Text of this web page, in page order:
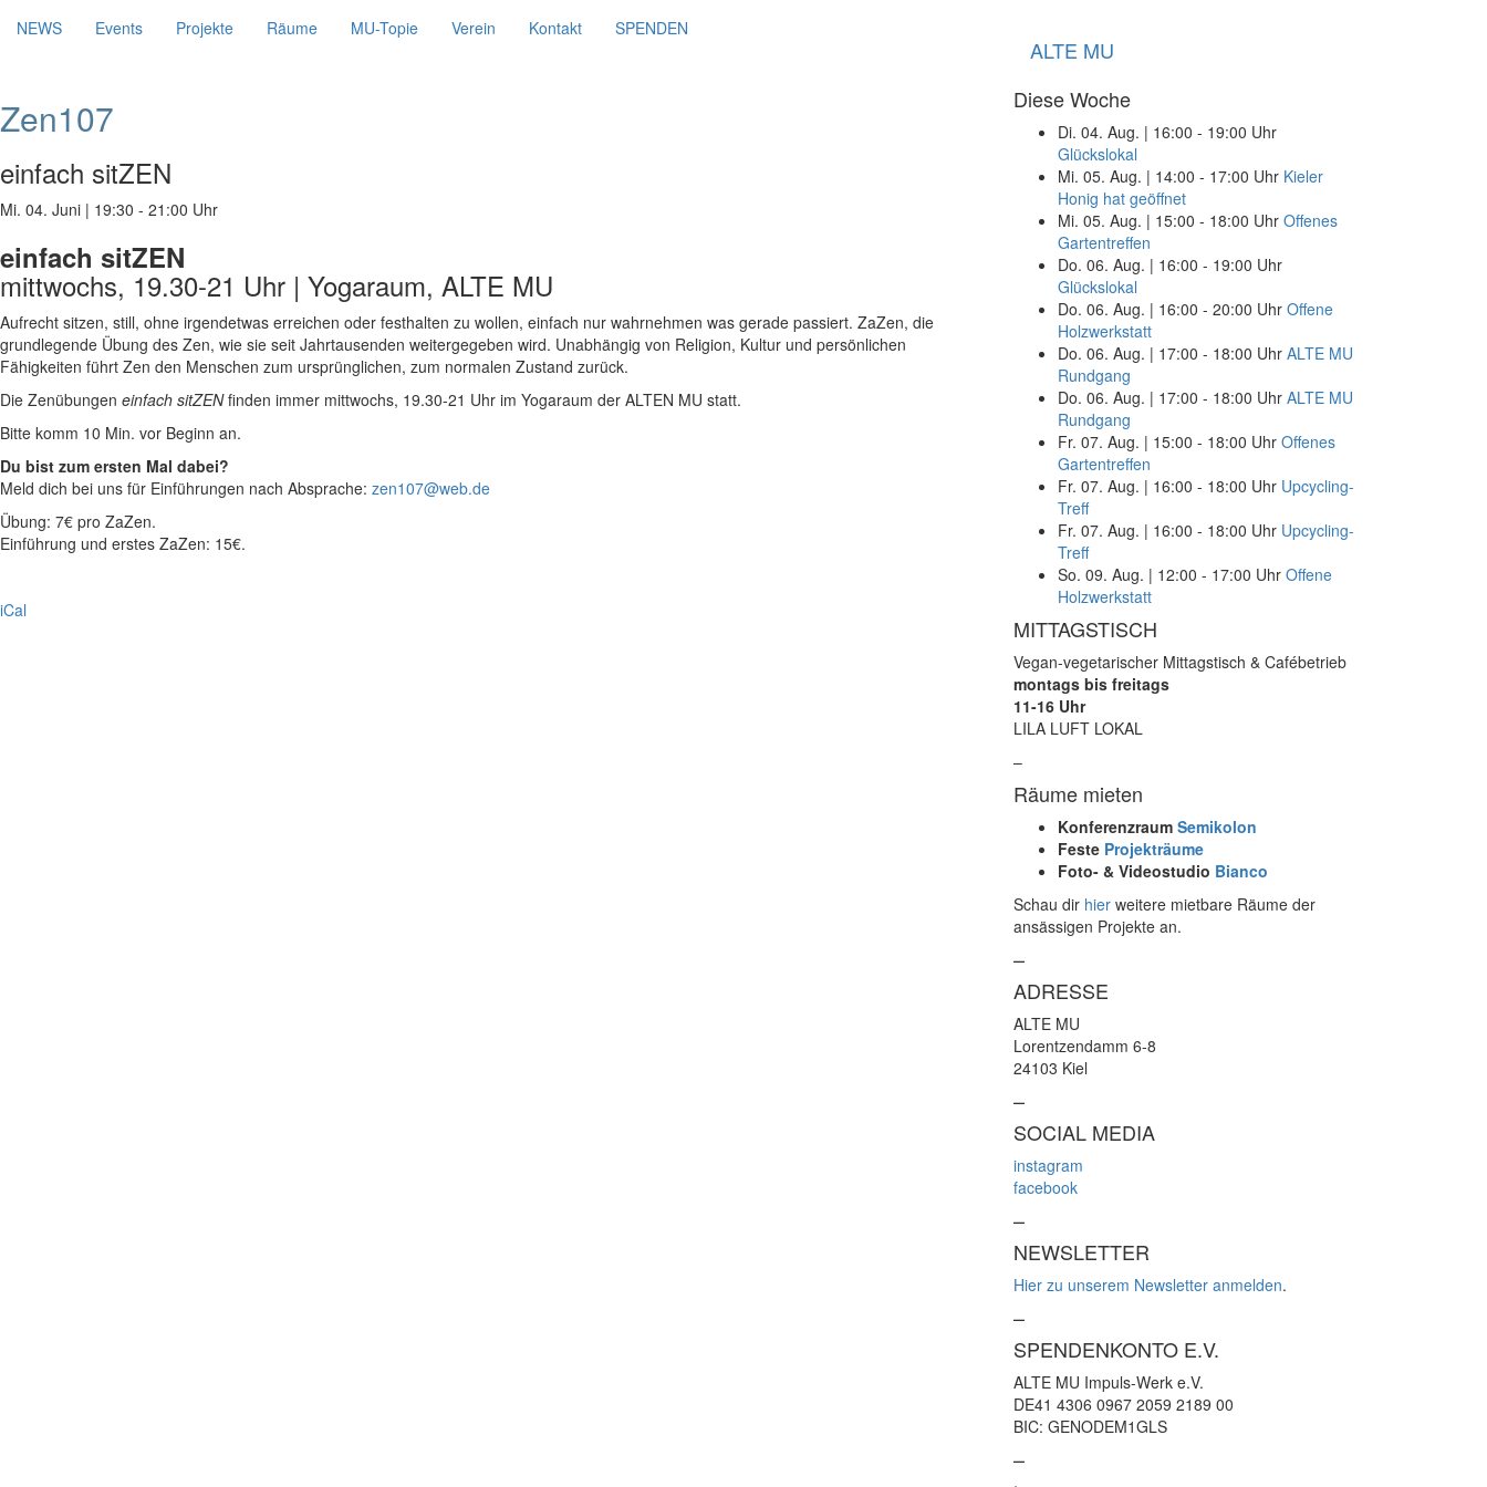
NEWS Events Projekte Räume MU-Topie Verein Kontakt SPENDEN
ALTE MU
Zen107
einfach sitZEN
Mi. 04. Juni | 19:30 - 21:00 Uhr
einfach sitZEN
mittwochs, 19.30-21 Uhr | Yogaraum, ALTE MU
Aufrecht sitzen, still, ohne irgendetwas erreichen oder festhalten zu wollen, einfach nur wahrnehmen was gerade passiert. ZaZen, die
grundlegende Übung des Zen, wie sie seit Jahrtausenden weitergegeben wird. Unabhängig von Religion, Kultur und persönlichen
Fähigkeiten führt Zen den Menschen zum ursprünglichen, zum normalen Zustand zurück.
Die Zenübungen einfach sitZENfinden immer mittwochs, 19.30-21 Uhr im Yogaraum der ALTEN MU statt.
Bitte komm 10 Min. vor Beginn an.
Du bist zum ersten Mal dabei?
Meld dich bei uns für Einführungen nach Absprache: zen107@web.de
Übung: 7€ pro ZaZen.
Einführung und erstes ZaZen: 15€.
iCal
Diese Woche
Di. 04. Aug. | 16:00 - 19:00 Uhr
Glückslokal
Mi. 05. Aug. | 14:00 - 17:00 Uhr Kieler
Honig hat geöffnet
Mi. 05. Aug. | 15:00 - 18:00 Uhr Offenes
Gartentreffen
Do. 06. Aug. | 16:00 - 19:00 Uhr
Glückslokal
Do. 06. Aug. | 16:00 - 20:00 Uhr Offene
Holzwerkstatt
Do. 06. Aug. | 17:00 - 18:00 Uhr ALTE MU
Rundgang
Do. 06. Aug. | 17:00 - 18:00 Uhr ALTE MU
Rundgang
Fr. 07. Aug. | 15:00 - 18:00 Uhr Offenes
Gartentreffen
Fr. 07. Aug. | 16:00 - 18:00 Uhr Upcycling-
Treff
Fr. 07. Aug. | 16:00 - 18:00 Uhr Upcycling-
Treff
So. 09. Aug. | 12:00 - 17:00 Uhr Offene
Holzwerkstatt
MITTAGSTISCH
Vegan-vegetarischer Mittagstisch & Cafébetrieb
montags bis freitags
11-16 Uhr
LILA LUFT LOKAL
–
Räume mieten
Konferenzraum Semikolon
Feste Projekträume
Foto- & Videostudio Bianco
Schau dir hier weitere mietbare Räume der
ansässigen Projekte an.
–
ADRESSE
ALTE MU
Lorentzendamm 6-8
24103 Kiel
–
SOCIAL MEDIA
instagram
facebook
–
NEWSLETTER
Hier zu unserem Newsletter anmelden.
–
SPENDENKONTO E.V.
ALTE MU Impuls-Werk e.V.
DE41 4306 0967 2059 2189 00
BIC: GENODEM1GLS
–